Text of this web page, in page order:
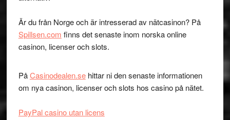
Är du från Norge och är intresserad av nätcasinon? På
Spillsen.com finns det senaste inom norska online
casinon, licenser och slots.
PåCasinodealen.sehittar ni den senaste informationen
om nya casinon, licenser och slots hos casino på nätet.
PayPal casino utan licens